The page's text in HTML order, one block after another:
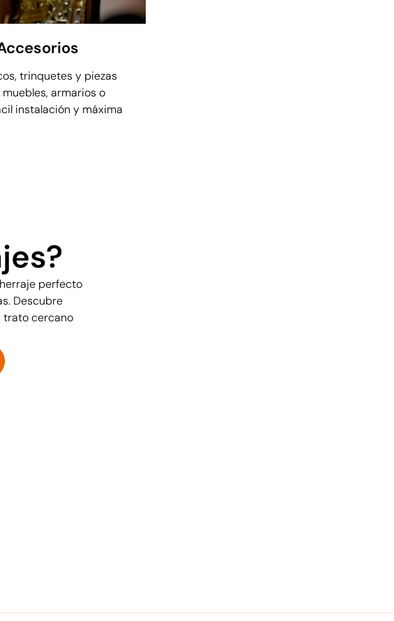
trinquetes y piezas
armarios o
instalación y máxima
perfecto
Descubre
trato cercano